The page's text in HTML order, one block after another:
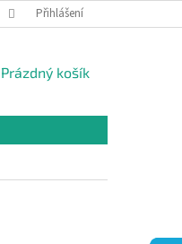
Přihlášení
NÁKUPNÍ
Prázdný košík